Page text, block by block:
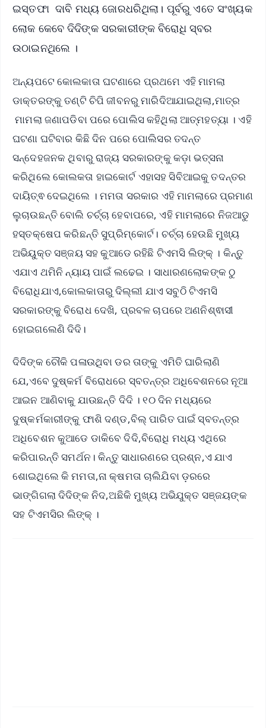
ଇସ୍ତଫା ଦାବି ମଧ୍ୟ ଜୋରଧରିଥିଲା। ପୂର୍ବରୁ ଏତେ ସଂଖ୍ୟକ
ଲୋକ କେବେ ଦିଦିଙ୍କ ସରକାରୀଙ୍କ ବିରୋଧି ସ୍ବର
ଉଠାଇନଥିଲେ ।
ଅନ୍ୟପଟେ କୋଲକାତା ଘଟଣାରେ ପ୍ରଥମେ ଏହି ମାମଲା
ଡାକ୍ତରଙ୍କୁ ତଣ୍ଟି ଚିପି ଜୀବନରୁ ମାରିଦିଆଯାଇଥିଲା,ମାତ୍ର
ମାମଲା ଜଣାପଡିବା ପରେ ପୋଲିସ କହିଥିଲା ଆତ୍ମହତ୍ୟା । ଏହି
ଘଟଣା ଘଟିବାର କିଛି ଦିନ ପରେ ପୋଲିସର ତଦନ୍ତ
ସନ୍ଦେହଜନକ ଥିବାରୁ ରାଜ୍ୟ ସରକାରଙ୍କୁ କଡ଼ା ଭତ୍ସନା
କରିଥିଲେ କୋଲକତା ହାଇକୋର୍ଟ ଏହାସହ ସିବିଆଇକୁ ତଦନ୍ତର
ଦାୟିତ୍ଵ ଦେଇଥିଲେ । ମମତା ସରକାର ଏହି ମାମଲାରେ ପ୍ରମାଣ
ଲୁଚାଉଛନ୍ତି ବୋଲି ଚର୍ଚ୍ଚା ହେବାପରେ, ଏହି ମାମଲାରେ ନିଜଆଡୁ
ହସ୍ତକ୍ଷେପ କରିଛନ୍ତି ସୁପ୍ରିମ୍‌କୋର୍ଟ। ଚର୍ଚ୍ଚା ହେଉଛି ମୁଖ୍ୟ
ଅଭିୟୁକ୍ତ ସଞ୍ଜୟ ସହ କୁଆଡେ ରହିଛି ଟିଏମସି ଲିଙ୍କ୍ । କିନ୍ତୁ
ଏଯାଏ ଥମିନି ନ୍ୟାୟ ପାଇଁ ଲଢେଇ । ସାଧାରଣଲୋକଙ୍କ ଠୁ
ବିରୋଧିଯାଏ,କୋଲକାତାରୁ ଦିଲ୍ଲୀ ଯାଏ ସବୁଠି ଟିଏମସି
ସରକାରଙ୍କୁ ବିରୋଧ ଦେଖି, ପ୍ରବଳ ଚାପରେ ଅଣନିଶ୍ଵାସୀ
ହୋଇଗଲେଣି ଦିଦି।
ଦିଦିଙ୍କ ଚୌକି ପଳାଉଥିବା ଡର ତାଙ୍କୁ ଏମିତି ଘାରିଲାଣି
ଯେ,ଏବେ ଦୁଷ୍କର୍ମ ବିରୋଧରେ ସ୍ବତନ୍ତ୍ର ଅଧିବେଶନରେ ନୂଆ
ଆଇନ ଆଣିବାକୁ ଯାଉଛନ୍ତି ଦିଦି । ୧୦ ଦିନ ମଧ୍ୟରେ
ଦୁଷ୍କର୍ମକାରୀଙ୍କୁ ଫାଶି ଦଣ୍ଡ,ବିଲ୍ ପାରିତ ପାଇଁ ସ୍ବତନ୍ତ୍ର
ଅଧିବେଶନ କୁଆଡେ ଡାକିବେ ଦିଦି,ବିରୋଧି ମଧ୍ୟ ଏଥିରେ
କରିପାରନ୍ତି ସମର୍ଥନ। କିନ୍ତୁ ସାଧାରଣରେ ପ୍ରଶ୍ନ,ଏ ଯାଏ
ଶୋଇଥିଲେ କି ମମତା,ନା କ୍ଷମତା ଚାଲିଯିବା ଡ଼ରରେ
ଭାଙ୍ଗିଗଲା ଦିଦିଙ୍କ ନିଦ,ଅଛିକି ମୁଖ୍ୟ ଅଭିଯୁକ୍ତ ସଞ୍ଜୟଙ୍କ
ସହ ଟିଏମସିର ଲିଙ୍କ୍ ।